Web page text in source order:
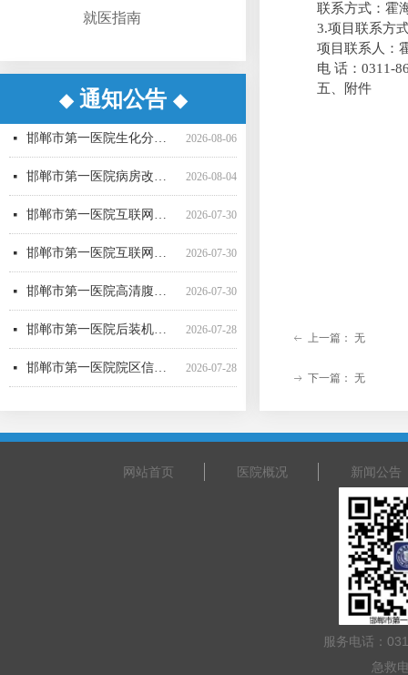
联系方式：霍
3.项目联系方
项目联系人：
电 话 ：0311-
五、附件
ꂃ 上一篇： 无
ꁹ 下一篇： 无
就医指南
◆通知公告 ◆
邯郸市第一医院超声气压弹道碎石机采购项目（三次）中标更正公告
邯郸市第一医院超声气压弹道碎石机采购项目（三次） 公开招标中标公告
2026-08-06
넷 邯郸市第一医院生化分析仪采购项目（二次）公开招标中标公告
邯郸市第一医院病房改造提升项目施工监理询比采购公告
邯郸市第一医院直线加速器（进口）采购项目公开招标公告 邯郸市第一医院4D-CT定位机采购项目公开招标公告
邯郸市第一医院空气压力波治疗仪采购项目 成交公告
邯郸市第一医院彩超一批采购项目04包中标公告更正公告
邯郸市第一医院高清腹腔镜系统采购项目1包废标公告
邯郸市第一医院彩超一批采购项目01包公开招标中标公告邯郸市第一医院移动式C型臂X射线机采购项目 （三次）公开招标中标结果公告
邯郸市第一医院后装机采购项目（三次） 废标公告
邯郸市第一医院单光子发射断层成像系统采购项目（二次）公开招标中标公告
服务电话：
急救
网站首页 医院概况 新闻公告